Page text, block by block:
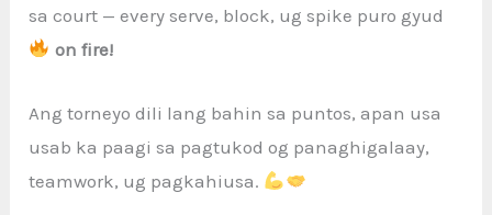
sa court — every serve, block, ug spike puro gyud
on fire!
Ang torneyo dili lang bahin sa puntos, apan usa
usab ka paagi sa pagtukod og panaghigalaay,
teamwork, ug pagkahiusa.